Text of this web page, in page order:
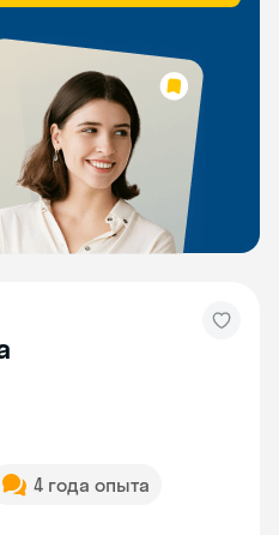
4 года опыта